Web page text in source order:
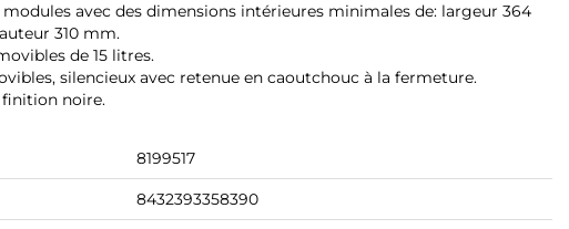
avec des dimensions intérieures minimales de: largeur 364
310 mm.
de 15 litres.
silencieux avec retenue en caoutchouc à la fermeture.
finition noire.
8199517
8432393358390